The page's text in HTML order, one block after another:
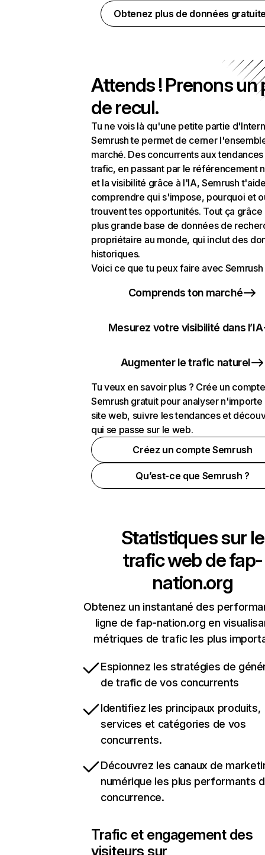
Obtenez plus de données
Attends ! Prenons un
de recul.
Tu ne vois là qu'une petite partie
Semrush te permet de cerner
marché. Des concurrents aux
trafic, en passant par le référencement
et la visibilité grâce à l'IA, Semrush
comprendre qui s'impose, pourquoi et
trouvent tes opportunités. Tout ça grâce
plus grande base de données de
propriétaire au monde, qui inclut des
historiques.
Voici ce que tu peux faire avec Semrush
Comprends ton marché
Mesurez votre visibilité dans l’IA
Augmenter le trafic naturel
Tu veux en savoir plus ? Crée un compte
Semrush gratuit pour analyser n'importe
site web, suivre les tendances et
qui se passe sur le web.
Créez un compte Semrush
Qu’est-ce que Semrush ?
Statistiques sur le
trafic web defap-
nation.org
Obtenez un instantané des
ligne de fap-nation.org en
métriques de trafic les plus
Espionnez les stratégies de
de trafic de vos concurrents
Identifiez les principaux produits,
services et catégories de vos
concurrents.
Découvrez les canaux de
numérique les plus performants
concurrence.
Trafic et engagement des
visiteurs sur